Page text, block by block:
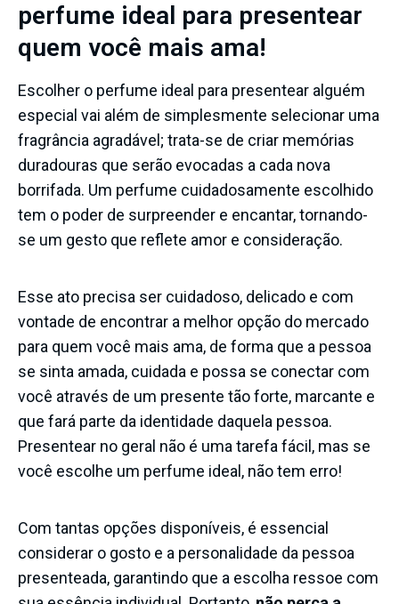
perfume ideal para presentear
quem você mais ama!
Escolher o perfume ideal para presentear alguém
especial vai além de simplesmente selecionar uma
fragrância agradável; trata-se de criar memórias
duradouras que serão evocadas a cada nova
borrifada. Um perfume cuidadosamente escolhido
tem o poder de surpreender e encantar, tornando-
se um gesto que reflete amor e consideração.
Esse ato precisa ser cuidadoso, delicado e com
vontade de encontrar a melhor opção do mercado
para quem você mais ama, de forma que a pessoa
se sinta amada, cuidada e possa se conectar com
você através de um presente tão forte, marcante e
que fará parte da identidade daquela pessoa.
Presentear no geral não é uma tarefa fácil, mas se
você escolhe um perfume ideal, não tem erro!
Com tantas opções disponíveis, é essencial
considerar o gosto e a personalidade da pessoa
presenteada, garantindo que a escolha ressoe com